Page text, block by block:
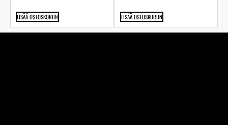
LISÄÄ OSTOSKORIIN LISÄÄ OSTOSKORIIN